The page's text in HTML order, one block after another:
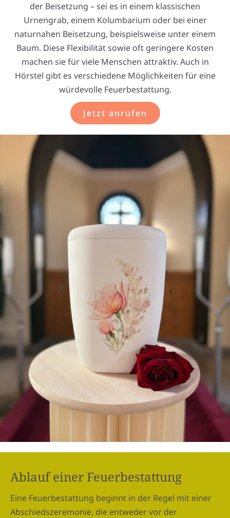
der Beisetzung – sei es in einem klassischen
Urnengrab, einem Kolumbarium oder bei einer
naturnahen Beisetzung, beispielsweise unter einem
Baum. Diese Flexibilität sowie oft geringere Kosten
machen sie für viele Menschen attraktiv. Auch in
Hörstel gibt es verschiedene Möglichkeiten für eine
würdevolle Feuerbestattung.
Jetzt anrufen
Ablauf einer Feuerbestattung
Eine Feuerbestattung beginnt in der Regel mit einer
Abschiedszeremonie, die entweder vor der